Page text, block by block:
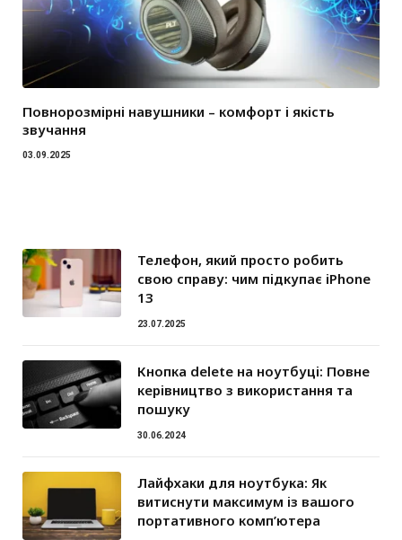
Повнорозмірні навушники – комфорт і якість
звучання
03.09.2025
Телефон, який просто робить
свою справу: чим підкупає iPhone
13
23.07.2025
Кнопка delete на ноутбуці: Повне
керівництво з використання та
пошуку
30.06.2024
Лайфхаки для ноутбука: Як
витиснути максимум із вашого
портативного комп’ютера